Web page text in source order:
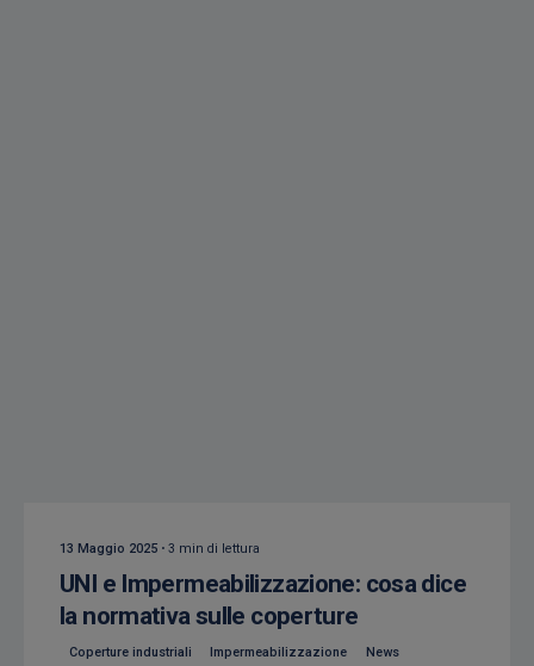
13 Maggio 2025 3 min di lettura
UNI e Impermeabilizzazione: cosa dice
la normativa sulle coperture
Coperture industriali Impermeabilizzazione
News